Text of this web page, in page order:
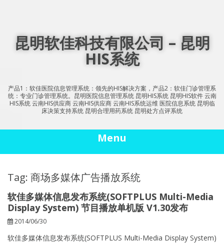
昆明软佳科技有限公司 – 昆明
HIS系统
产品1：软佳医院信息管理系统：领先的HIS解决方案，产品2：软佳门诊管理系
统：专业门诊管理系统。昆明医院信息管理系统 昆明HIS系统 昆明HIS软件 云南
HIS系统 云南HIS供应商 云南HIS供应商 云南HIS系统运维 医院信息系统 昆明临
床决策支持系统 昆明合理用药系统 昆明处方点评系统
Menu
Tag: 商场多媒体广告播放系统
软佳多媒体信息发布系统(SOFTPLUS Multi-Media
Display System) 节目播放单机版 V1.30发布
2014/06/30
软佳多媒体信息发布系统(SOFTPLUS Multi-Media Display System)